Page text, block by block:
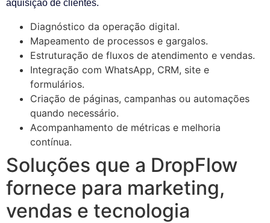
aquisição de clientes.
Diagnóstico da operação digital.
Mapeamento de processos e gargalos.
Estruturação de fluxos de atendimento e vendas.
Integração com WhatsApp, CRM, site e
formulários.
Criação de páginas, campanhas ou automações
quando necessário.
Acompanhamento de métricas e melhoria
contínua.
Soluções que a DropFlow
fornece para marketing,
vendas e tecnologia